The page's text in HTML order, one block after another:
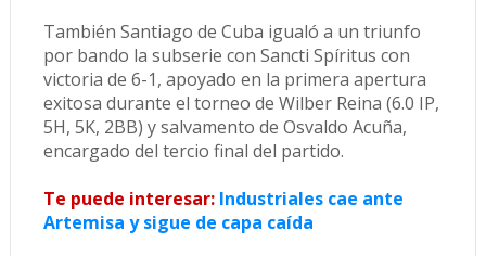
También Santiago de Cuba igualó a un triunfo
por bando la subserie con Sancti Spíritus con
victoria de 6-1, apoyado en la primera apertura
exitosa durante el torneo de Wilber Reina (6.0 IP,
5H, 5K, 2BB) y salvamento de Osvaldo Acuña,
encargado del tercio final del partido.
Te puede interesar: Industriales cae ante
Artemisa y sigue de capa caída